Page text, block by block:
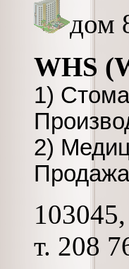
дом
WHS
1)
2)
т. 208